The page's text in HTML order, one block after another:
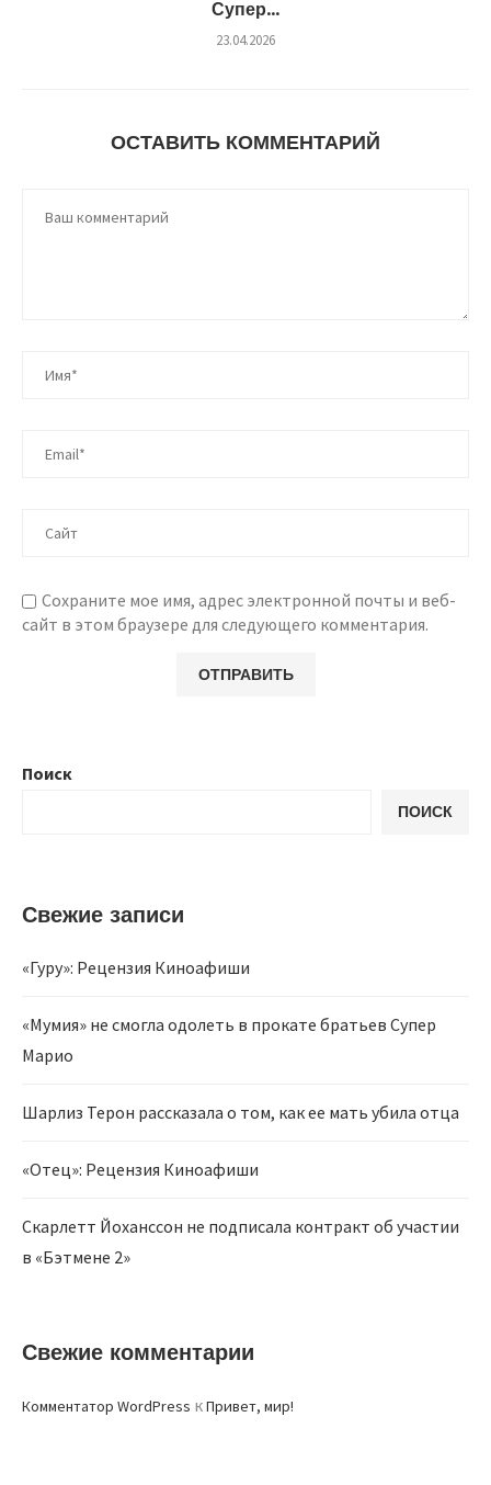
Супер...
23.04.2026
ОСТАВИТЬ КОММЕНТАРИЙ
Сохраните мое имя, адрес электронной почты и веб-
сайт в этом браузере для следующего комментария.
Поиск
ПОИСК
Свежие записи
«Гуру»: Рецензия Киноафиши
«Мумия» не смогла одолеть в прокате братьев Супер
Марио
Шарлиз Терон рассказала о том, как ее мать убила отца
«Отец»: Рецензия Киноафиши
Скарлетт Йоханссон не подписала контракт об участии
в «Бэтмене 2»
Свежие комментарии
Комментатор WordPress кПривет, мир!